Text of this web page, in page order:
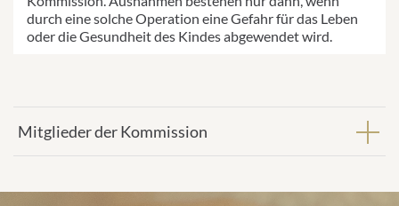
durch eine solche Operation eine Gefahr für das Leben
oder die Gesundheit des Kindes abgewendet wird.
Mitglieder der Kommission